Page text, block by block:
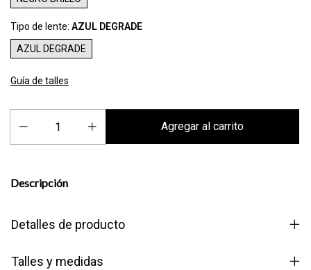
Tipo de lente: AZUL DEGRADE
AZUL DEGRADE
Guía de talles
Descripción
Detalles de producto
Talles y medidas